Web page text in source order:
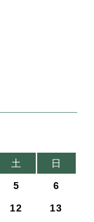
土
日
5
6
12
13